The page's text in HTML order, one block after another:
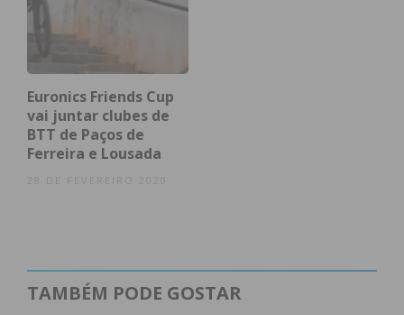
Assine nossa newsletter por e-mail e
Euronics Friends Cup
vai juntar clubes de
BTT de Paços de
Ferreira e Lousada
TAMBÉM PODE GOSTAR